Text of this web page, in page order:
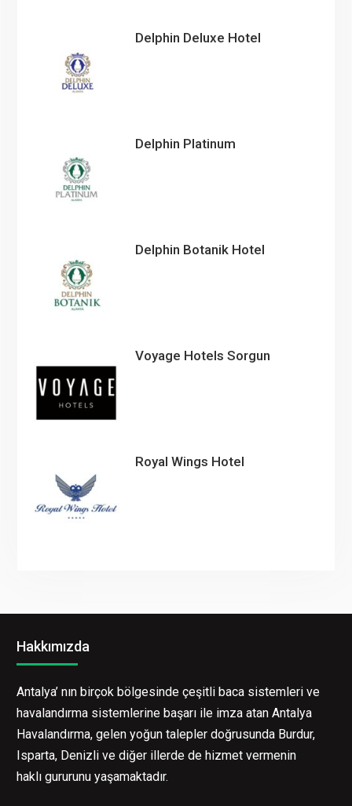
Delphin Deluxe Hotel
Delphin Platinum
Delphin Botanik Hotel
Voyage Hotels Sorgun
Royal Wings Hotel
Hakkımızda
Antalya’ nın birçok bölgesinde çeşitli baca sistemleri ve
havalandırma sistemlerine başarı ile imza atan Antalya
Havalandırma, gelen yoğun talepler doğrusunda Burdur,
Isparta, Denizli ve diğer illerde de hizmet vermenin
haklı gururunu yaşamaktadır.